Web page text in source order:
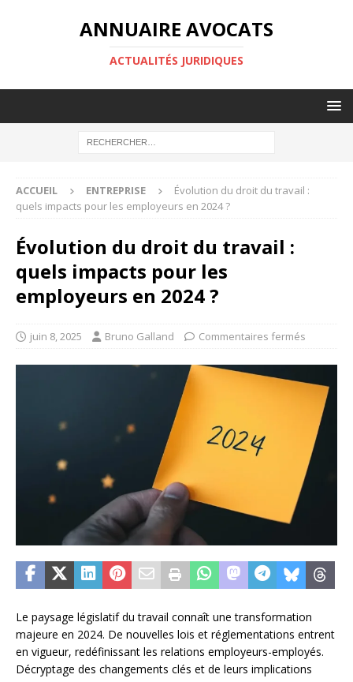
ANNUAIRE AVOCATS
ACTUALITÉS JURIDIQUES
ACCUEIL ENTREPRISE
Évolution du droit du travail :
quels impacts pour les employeurs en 2024 ?
Évolution du droit du travail :
quels impacts pour les
employeurs en 2024 ?
juin 8, 2025 Bruno Galland Commentaires fermés
Le paysage législatif du travail connaît une transformation
majeure en 2024. De nouvelles lois et réglementations entrent
en vigueur, redéfinissant les relations employeurs-employés.
Décryptage des changements clés et de leurs implications